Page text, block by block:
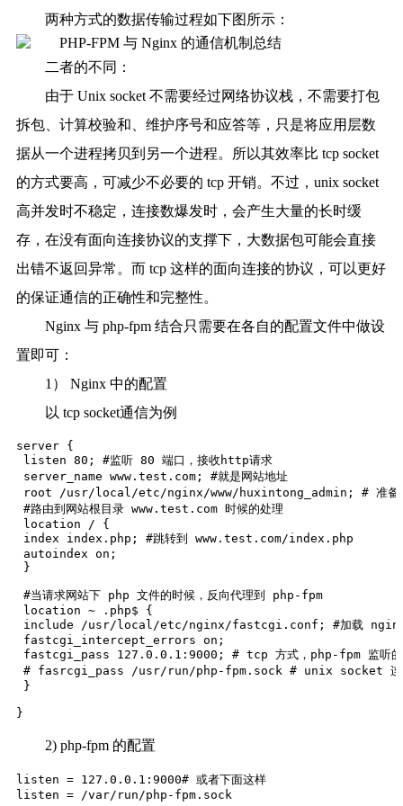
两种方式的数据传输过程如下图所示：
二者的不同：
由于 Unix socket 不需要经过网络协议栈，不需要打包
拆包、计算校验和、维护序号和应答等，只是将应用层数
据从一个进程拷贝到另一个进程。所以其效率比 tcp socket
的方式要高，可减少不必要的 tcp 开销。不过，unix socket
高并发时不稳定，连接数爆发时，会产生大量的长时缓
存，在没有面向连接协议的支撑下，大数据包可能会直接
出错不返回异常。而 tcp 这样的面向连接的协议，可以更好
的保证通信的正确性和完整性。
Nginx 与 php-fpm 结合只需要在各自的配置文件中做设
置即可：
1） Nginx 中的配置
以 tcp socket通信为例
server {
listen 80; #监听 80 端口，接收http请求
server_name www.test.com; #就是网站地址
root /usr/local/etc/nginx/www/huxintong_admin; # 准备存
#路由到网站根目录 www.test.com 时候的处理
location / {
index index.php; #跳转到 www.test.com/index.php
autoindex on;
}
#当请求网站下 php 文件的时候，反向代理到 php-fpm
location ~ .php$ {
include /usr/local/etc/nginx/fastcgi.conf; #加载
fastcgi_intercept_errors on;
fastcgi_pass 127.0.0.1:9000; # tcp 方式，php-fpm 监听的
# fasrcgi_pass /usr/run/php-fpm.sock # unix socket 连
}
}
2) php-fpm 的配置
listen = 127.0.0.1:9000# 或者下面这样
listen = /var/run/php-fpm.sock